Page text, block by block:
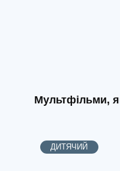
Мультфільми,
ДИТЯЧИЙ